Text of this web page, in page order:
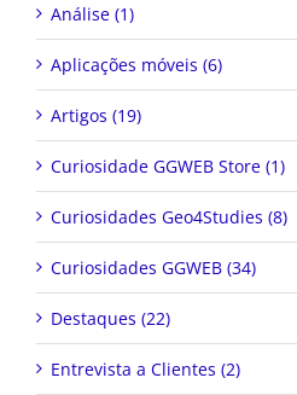
Análise (1)
Aplicações móveis (6)
Artigos (19)
Curiosidade GGWEB Store (1)
Curiosidades Geo4Studies (8)
Curiosidades GGWEB (34)
Destaques (22)
Entrevista a Clientes (2)